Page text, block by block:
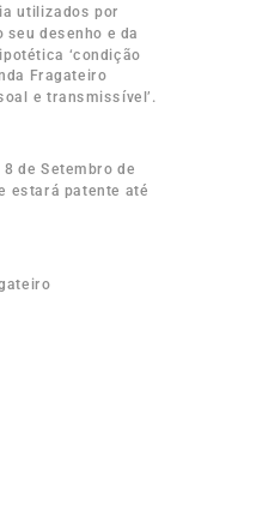
utilizados por
desenho e da
‘condição
Fragateiro
e transmissível’.
de Setembro de
estará patente até